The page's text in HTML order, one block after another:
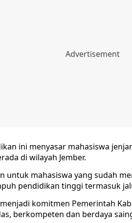
ini menyasar mahasiswa
di wilayah Jember.
untuk mahasiswa yang sudah
pendidikan tinggi termasuk
komitmen Pemerintah
berkompeten dan berdaya